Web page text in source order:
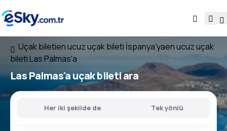
Uçak biletien ucuz uçak bileti İspanya'yaen ucuz uçak
bileti Las Palmas'a
Las Palmas'a uçak bileti ara
Her iki şekilde de Tek yönlü